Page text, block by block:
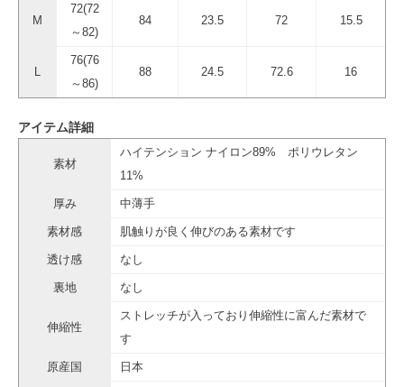
M
72(72
～82)
84 23.5 72 15.5
L
76(76
～86)
88 24.5 72.6 16
アイテム詳細
素材
ハイテンション ナイロン89% ポリウレタン
11%
厚み 中薄手
素材感 肌触りが良く伸びのある素材です
透け感 なし
裏地 なし
伸縮性
ストレッチが入っており伸縮性に富んだ素材で
す
原産国 日本